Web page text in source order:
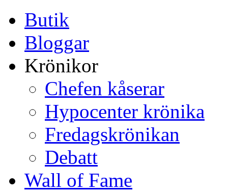
Butik
Bloggar
Krönikor
Chefen kåserar
Hypocenter krönika
Fredagskrönikan
Debatt
Wall of Fame